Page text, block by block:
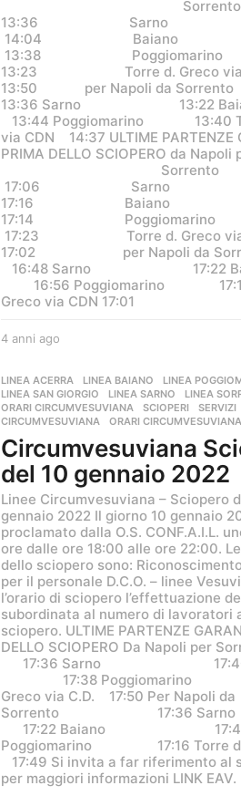
Sorrento
13:36
14:04
13:38
13:23 Torre d. Greco via
13:50 per Napoli da
13:36 Sarno 13:22
13:44 Poggiomarino 13:40
via CDN 14:37 ULTIME PARTENZE
PRIMA DELLO SCIOPERO
17:06
17:16
17:14
17:23 Torre d. Greco via
17:02 per Napoli da
16:48 Sarno 17:22
16:56 Poggiomarino 17:16
Greco via CDN 17:01
4 anni ago
n
i
a
g
o
LINEA ACERRA ,LINEA BAIANO ,LINEA
LINEA SAN GIORGIO
,LINEA SARNO ,LINEA
ORARI CIRCUMVESUVIANA
,SCIOPERI ,SERVIZI
CIRCUMVESUVIANA
,ORARI CIRCUMVESUVIANA
Circumvesuviana
del 10 gennaio 2022
Linee Circumvesuviana – Sciopero
gennaio 2022 Il giorno 10 gennaio
proclamato dalla O.S. CONF.A.I.L.
ore dalle ore 18:00 alle ore 22:00.
dello sciopero sono:
per il personale D.C.O. – linee
l’orario di sciopero l’effettuazione
subordinata al numero di lavoratori
sciopero. ULTIME PARTENZE
DELLO SCIOPERO Da Napoli
17:36 Sarno
17:38 Poggiomarino
Greco via C.D. 17:50 Per Napoli da
Sorrento 17:36
17:22 Baiano
Poggiomarino 17:16 Torre d
17:49 Si invita a far riferimento al
per maggiori informazioni LINK EAV.